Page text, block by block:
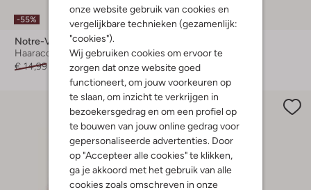
onze website gebruik van cookies en
vergelijkbare technieken (gezamenlijk:
"cookies").
Wij gebruiken cookies om ervoor te
zorgen dat onze website goed
functioneert, om jouw voorkeuren op
te slaan, om inzicht te verkrijgen in
bezoekersgedrag en om een profiel op
te bouwen van jouw online gedrag voor
gepersonaliseerde advertenties. Door
op "Accepteer alle cookies" te klikken,
ga je akkoord met het gebruik van alle
cookies zoals omschreven in onze
-55%
Notre-V
Haaraccessoire
€ 14,99
€ 6,99
-30%
Sjaal
€ 59,99